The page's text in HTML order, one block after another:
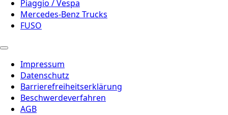
Piaggio / Vespa
Mercedes-Benz Trucks
FUSO
Impressum
Datenschutz
Barrierefreiheitserklärung
Beschwerdeverfahren
AGB